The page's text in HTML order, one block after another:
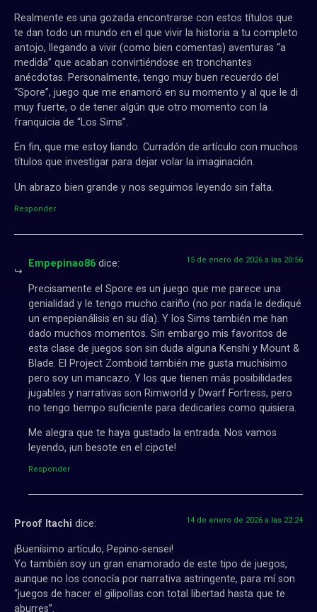
Realmente es una gozada encontrarse con estos títulos que
te dan todo un mundo en el que vivir la historia a tu completo
antojo, llegando a vivir (como bien comentas) aventuras “a
medida” que acaban convirtiéndose en tronchantes
anécdotas. Personalmente, tengo muy buen recuerdo del
“Spore”, juego que me enamoró en su momento y al que le di
muy fuerte, o de tener algún que otro momento con la
franquicia de “Los Sims”.
En fin, que me estoy liando. Curradón de artículo con muchos
títulos que investigar para dejar volar la imaginación.
Un abrazo bien grande y nos seguimos leyendo sin falta.
Responder
Empepinao86 dice: 15 de enero de 2026 a las 20:56
Precisamente el Spore es un juego que me parece una
genialidad y le tengo mucho cariño (no por nada le dediqué
un empepianálisis en su día). Y los Sims también me han
dado muchos momentos. Sin embargo mis favoritos de
esta clase de juegos son sin duda alguna Kenshi y Mount &
Blade. El Project Zomboid también me gusta muchísimo
pero soy un mancazo. Y los que tienen más posibilidades
jugables y narrativas son Rimworld y Dwarf Fortress, pero
no tengo tiempo suficiente para dedicarles como quisiera.
Me alegra que te haya gustado la entrada. Nos vamos
leyendo, ¡un besote en el cipote!
Responder
Proof Itachi dice: 14 de enero de 2026 a las 22:24
¡Buenísimo artículo, Pepino-sensei!
Yo también soy un gran enamorado de este tipo de juegos,
aunque no los conocía por narrativa astringente, para mí son
“juegos de hacer el gilipollas con total libertad hasta que te
aburres”.